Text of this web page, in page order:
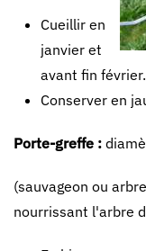
Cueillir en
janvier et
avant fin février.
Conserver en
Porte-greffe :
(sauvageon ou
nourrissant l'arbre